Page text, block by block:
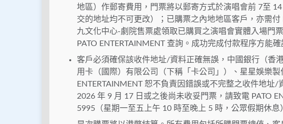
地區）作郵寄費用，門票將以郵寄方式於演唱會前 7至
交的地址均不可更改）；已購票之內地地區客戶，亦需
九文化中心-劇院售票處領取已購買之演唱會實體入場門
PATO ENTERTAINMENT 查詢。成功完成付款程序方能確
客戶必須確保該收件地址/資料正確無誤，中國銀行（香
用卡（國際）有限公司（下稱「卡公司」）、星星娛樂
ENTERTAINMENT 恕不負責因錯誤或不完整之收件地址
2026 年 9 月 17 日或之後尚未收妥門票，請致電 PATO
5995（星期一至五上午 10 時至晚上 5 時，公眾假期休息